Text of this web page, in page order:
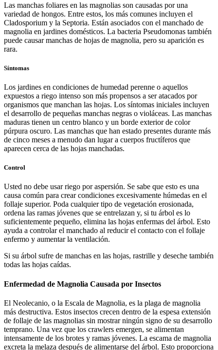
Las manchas foliares en las magnolias son causadas por una
variedad de hongos. Entre estos, los más comunes incluyen el
Cladosporium y la Septoria. Están asociados con el manchado de
magnolia en jardines domésticos. La bacteria Pseudomonas también
puede causar manchas de hojas de magnolia, pero su aparición es
rara.
Síntomas
Los jardines en condiciones de humedad perenne o aquellos
expuestos a riego intenso son más propensos a ser atacados por
organismos que manchan las hojas. Los síntomas iniciales incluyen
el desarrollo de pequeñas manchas negras o violáceas. Las manchas
maduras tienen un centro blanco y un borde exterior de color
púrpura oscuro. Las manchas que han estado presentes durante más
de cinco meses a menudo dan lugar a cuerpos fructíferos que
aparecen cerca de las hojas manchadas.
Control
Usted no debe usar riego por aspersión. Se sabe que esto es una
causa común para crear condiciones excesivamente húmedas en el
follaje superior. Poda cualquier tipo de vegetación erosionada,
ordena las ramas jóvenes que se entrelazan y, si tu árbol es lo
suficientemente pequeño, elimina las hojas enfermas del árbol. Esto
ayuda a controlar el manchado al reducir el contacto con el follaje
enfermo y aumentar la ventilación.
Si su árbol sufre de manchas en las hojas, rastrille y deseche también
todas las hojas caídas.
Enfermedad de Magnolia Causada por Insectos
El Neolecanio, o la Escala de Magnolia, es la plaga de magnolia
más destructiva. Estos insectos crecen dentro de la espesa extensión
de follaje de las magnolias sin mostrar ningún signo de su desarrollo
temprano. Una vez que los crawlers emergen, se alimentan
intensamente de los brotes y ramas jóvenes. La escama de magnolia
excreta la melaza después de alimentarse del árbol. Esto proporciona